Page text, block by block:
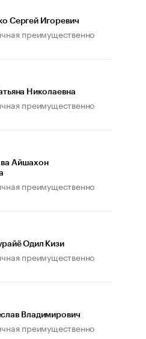
иначе». Как живет глава
Сергей Игоревич
преимущественно
Николаевна
преимущественно
Айшахон
преимущественно
Одил Кизи
преимущественно
Владимирович
преимущественно